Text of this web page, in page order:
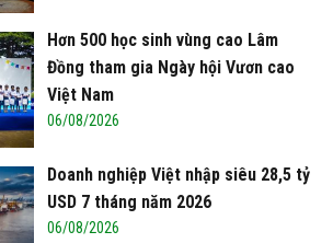
Hơn 500 học sinh vùng cao Lâm
Đồng tham gia Ngày hội Vươn cao
Việt Nam
06/08/2026
Doanh nghiệp Việt nhập siêu 28,5 tỷ
USD 7 tháng năm 2026
06/08/2026